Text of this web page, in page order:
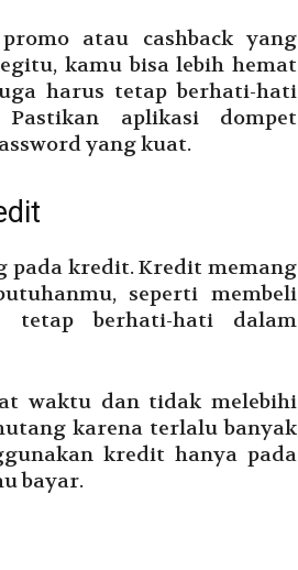
atau cashback yang
kamu bisa lebih hemat
harus tetap berhati-hati
aplikasi dompet
yang kuat.
pada kredit. Kredit memang
seperti membeli
berhati-hati dalam
waktu dan tidak melebihi
karena terlalu banyak
kredit hanya pada
bayar.